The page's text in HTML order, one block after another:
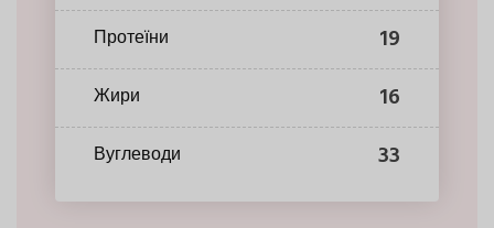
Протеїни 19
Жири 16
Вуглеводи 33